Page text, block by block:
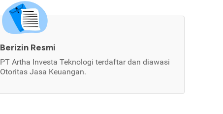
Berizin Resmi
PT Artha Investa Teknologi terdaftar dan diawasi
Otoritas Jasa Keuangan.